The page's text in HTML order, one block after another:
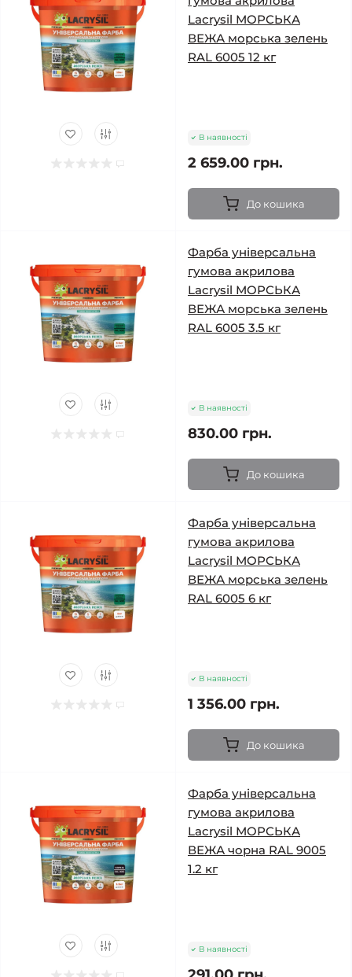
Lacrysil МОРСЬКА
ВЕЖА морська зелень
RAL 6005 12 кг
В наявності
2 659.00 грн.
До кошика
Фарба універсальна
гумова акрилова
Lacrysil МОРСЬКА
ВЕЖА морська зелень
RAL 6005 3.5 кг
В наявності
830.00 грн.
До кошика
Фарба універсальна
гумова акрилова
Lacrysil МОРСЬКА
ВЕЖА морська зелень
RAL 6005 6 кг
В наявності
1 356.00 грн.
До кошика
Фарба універсальна
гумова акрилова
Lacrysil МОРСЬКА
ВЕЖА чорна RAL 9005
1.2 кг
В наявності